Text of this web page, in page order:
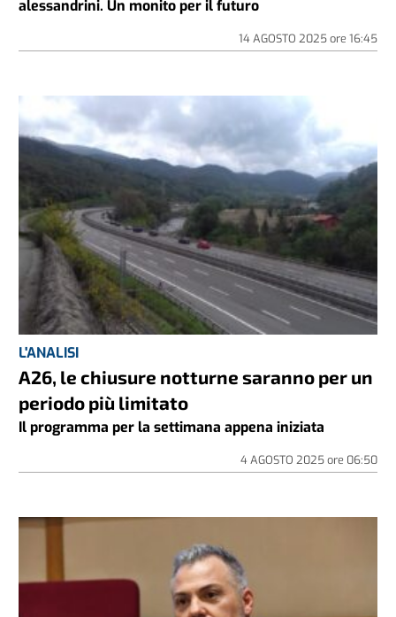
alessandrini. Un monito per il futuro
14 AGOSTO 2025ore 16:45
L'ANALISI
A26, le chiusure notturne saranno per un
periodo più limitato
Il programma per la settimana appena iniziata
4 AGOSTO 2025ore 06:50